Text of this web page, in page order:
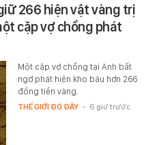
266 hiện vật vàng trị
cặp vợ chồng phát
Một cặp vợ chồng tại Anh bất
ngờ phát hiện kho báu hơn 266
đồng tiền vàng.
THẾ GIỚI ĐÓ ĐÂY - 6 giờ trước